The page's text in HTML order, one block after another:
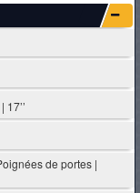
de portes |